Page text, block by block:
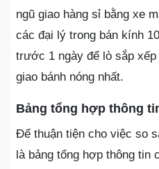
ngũ giao hàng sỉ bằng xe
các đại lý trong bán kính
trước 1 ngày để lò sắp
giao bánh nóng nhất.
Bảng tổng hợp thông
Để thuận tiện cho việc so
là bảng tổng hợp thông tin